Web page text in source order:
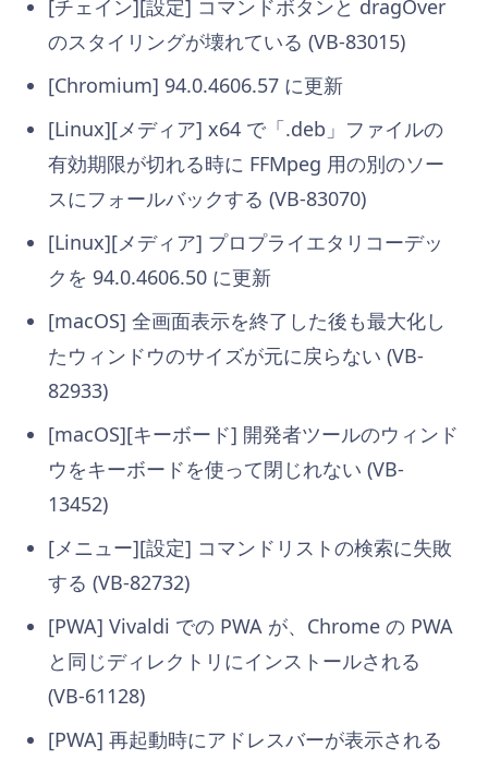
[チェイン][設定] コマンドボタンと dragOver
のスタイリングが壊れている (VB-83015)
[Chromium] 94.0.4606.57 に更新
[Linux][メディア] x64 で「.deb」ファイルの
有効期限が切れる時に FFMpeg 用の別のソー
スにフォールバックする (VB-83070)
[Linux][メディア] プロプライエタリコーデッ
クを 94.0.4606.50 に更新
[macOS] 全画面表示を終了した後も最大化し
たウィンドウのサイズが元に戻らない (VB-
82933)
[macOS][キーボード] 開発者ツールのウィンド
ウをキーボードを使って閉じれない (VB-
13452)
[メニュー][設定] コマンドリストの検索に失敗
する (VB-82732)
[PWA] Vivaldi での PWA が、Chrome の PWA
と同じディレクトリにインストールされる
(VB-61128)
[PWA] 再起動時にアドレスバーが表示される